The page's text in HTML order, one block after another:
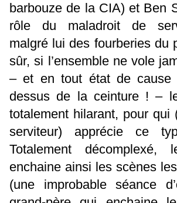
barbouze de la CIA) et Ben
rôle du maladroit de
malgré lui des fourberies du
sûr, si l’ensemble ne vole
– et en tout état de cause
dessus de la ceinture ! –
totalement hilarant, pour qui
serviteur) apprécie ce
Totalement décomplexé,
enchaine ainsi les scènes
(une improbable séance